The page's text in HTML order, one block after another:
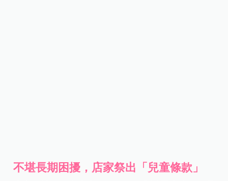
不堪長期困擾，店家祭出「兒童條款」